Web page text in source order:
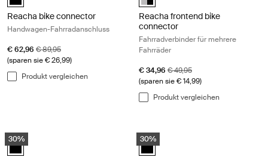
Reacha bike connector
Handwagen-Fahrradanschluss
Aktionspreis
€ 62,96 Originalpreis
€ 89,95
(sparen sie € 26,99)
Produkt vergleichen
Reacha frontend bike
connector
Fahrradverbinder für mehrere
Fahrräder
Aktionspreis
€ 34,96 Originalpreis
€ 49,95
(sparen sie € 14,99)
Produkt vergleichen
Reacha platform Fahrradanhänger-Transportplattform Black
30%
Reacha platform Schwarz (selected)
Reacha platform sidepanels
30%
Reacha platform sidepanels